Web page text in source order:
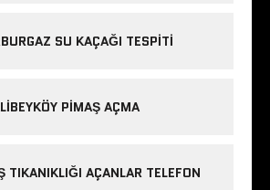
SU KAÇAĞI TESPITI
PIMAŞ AÇMA
TIKANIKLIĞI AÇANLAR TELEFON